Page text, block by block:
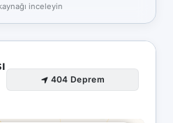
inceleyin
404 Deprem